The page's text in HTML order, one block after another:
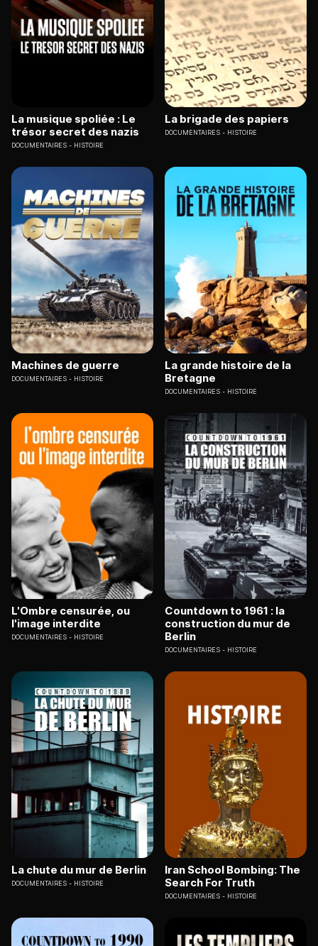
La musique spoliée : Le
trésor secret des nazis
DOCUMENTAIRES HISTOIRE
La brigade des papiers
DOCUMENTAIRES HISTOIRE
Machines de guerre
DOCUMENTAIRES HISTOIRE
La grande histoire de la
Bretagne
DOCUMENTAIRES HISTOIRE
L'Ombre censurée, ou
l'image interdite
DOCUMENTAIRES HISTOIRE
Countdown to 1961 : la
construction du mur de
Berlin
DOCUMENTAIRES HISTOIRE
La chute du mur de Berlin
DOCUMENTAIRES HISTOIRE
Iran School Bombing: The
Search For Truth
DOCUMENTAIRES HISTOIRE